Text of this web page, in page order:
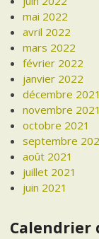
mai 2022
avril 2022
mars 2022
février 2022
janvier 2022
décembre 2021
novembre 2021
octobre 2021
septembre
août 2021
juillet 2021
juin 2021
Calendrier